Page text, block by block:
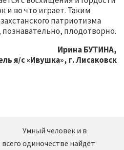
и во что играет. Таким
патриотизма
плодотворно.
Ирина БУТИНА,
я/с «Ивушка», г. Лисаковск
Умный человек и в
одиночестве найдёт